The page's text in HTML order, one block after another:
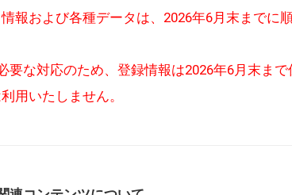
報および各種データは、2026年6月末までに
要な対応のため、登録情報は2026年6月末ま
用いたしません。